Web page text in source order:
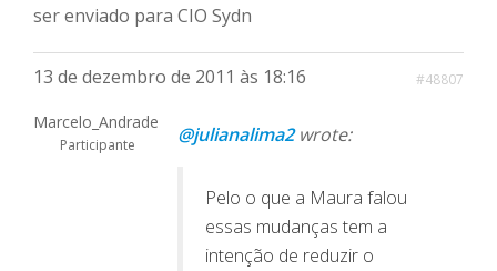
ser enviado para CIO Sydn
13 de dezembro de 2011 às 18:16 #48807
Marcelo_Andrade
Participante @julianalima2wrote:
Pelo o que a Maura falou
essas mudanças tem a
intenção de reduzir o